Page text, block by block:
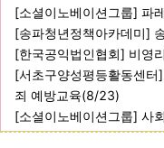
[소셜이노베이션그룹] 파
[송파청년정책아카데미]
[한국공익법인협회] 비영
[서초구양성평등활동센
죄 예방교육(8/23)
[소셜이노베이션그룹] 사